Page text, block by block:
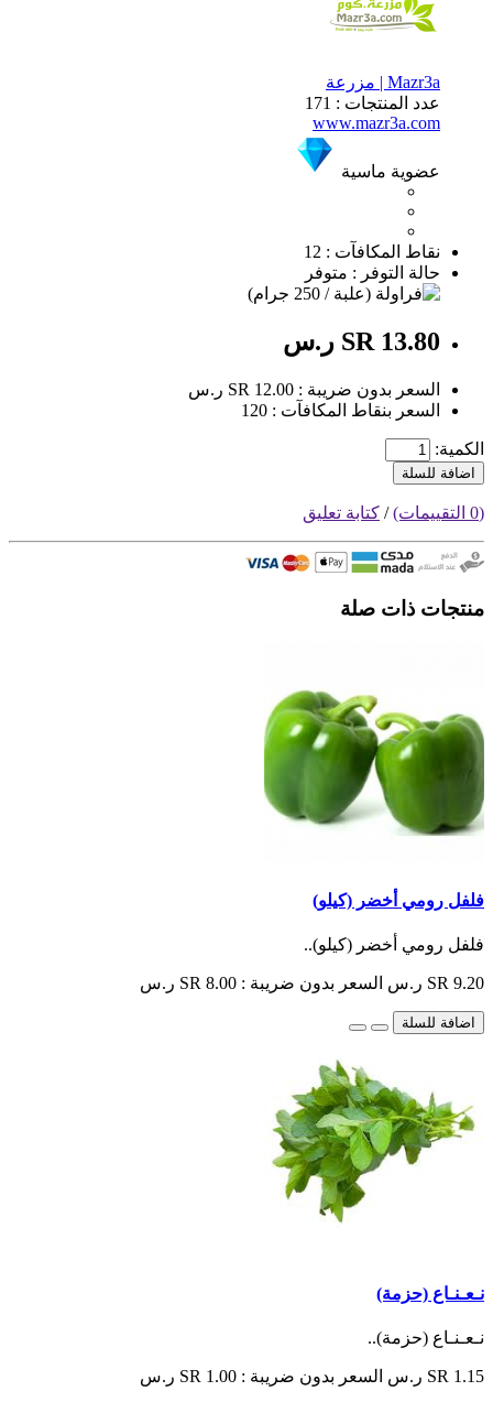
Mazr3a | مزرعة
عدد المنتجات : 171
www.mazr3a.com
عضوية ماسية
نقاط المكافآت : 12
حالة التوفر : متوفر
SR 13.80 ر.س
السعر بدون ضريبة : SR 12.00 ر.س
السعر بنقاط المكافآت : 120
الكمية:
اضافة للسلة
(0 التقييمات) / كتابة تعليق
منتجات ذات صلة
فلفل رومي أخضر (كيلو)
فلفل رومي أخضر (كيلو)..
SR 9.20 ر.س السعر بدون ضريبة : SR 8.00 ر.س
اضافة للسلة
نـعـنـاع (حزمة)
نـعـنـاع (حزمة)..
SR 1.15 ر.س السعر بدون ضريبة : SR 1.00 ر.س